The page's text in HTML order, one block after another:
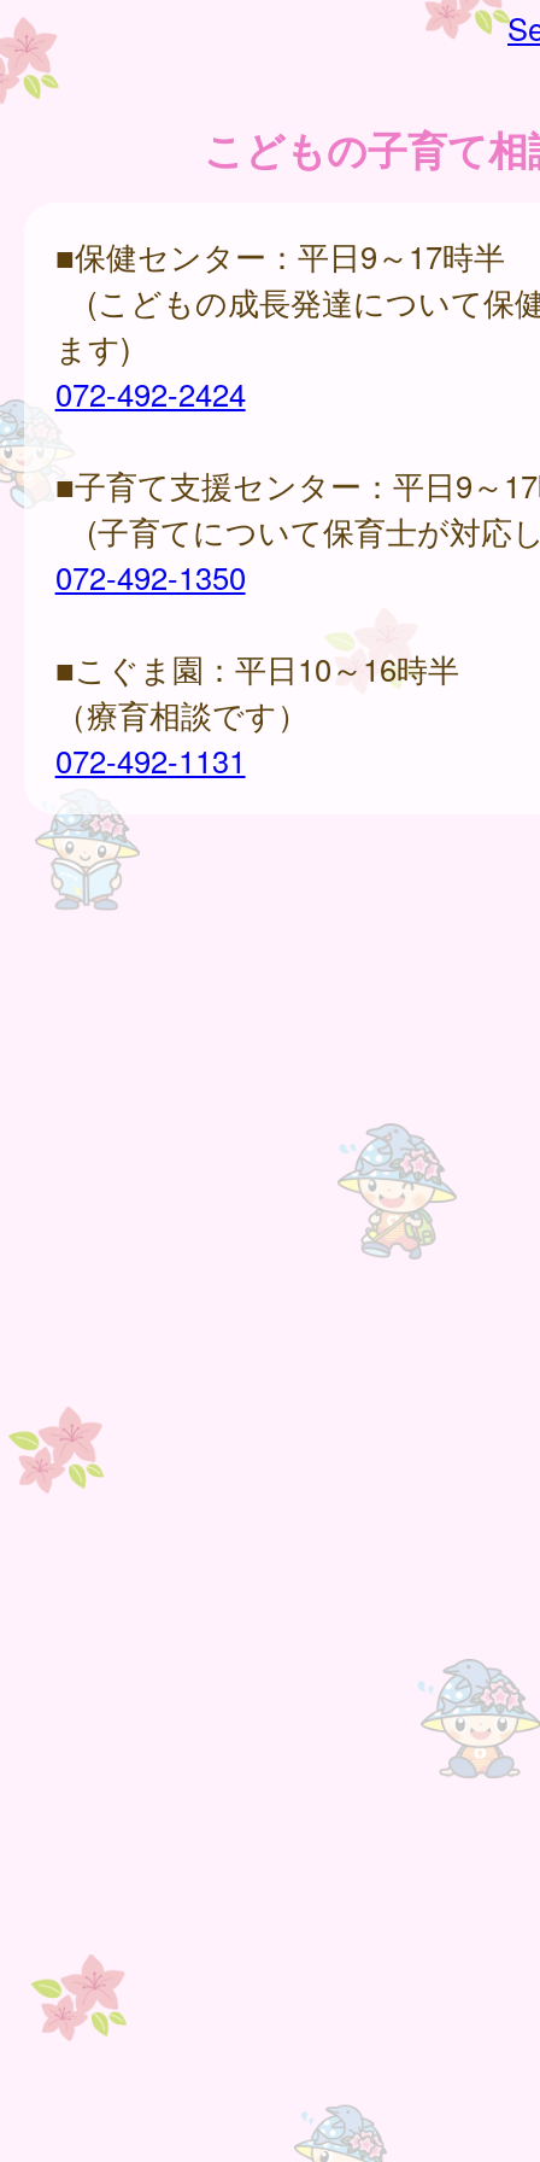
こどもの子育て相
■保健センター：平日9～17時半
(こどもの成長発達について保
ます)
072-492-2424
■子育て支援センター：平日9～
(子育てについて保育士が対応
072-492-1350
■こぐま園：平日10～16時半
（療育相談です）
072-492-1131